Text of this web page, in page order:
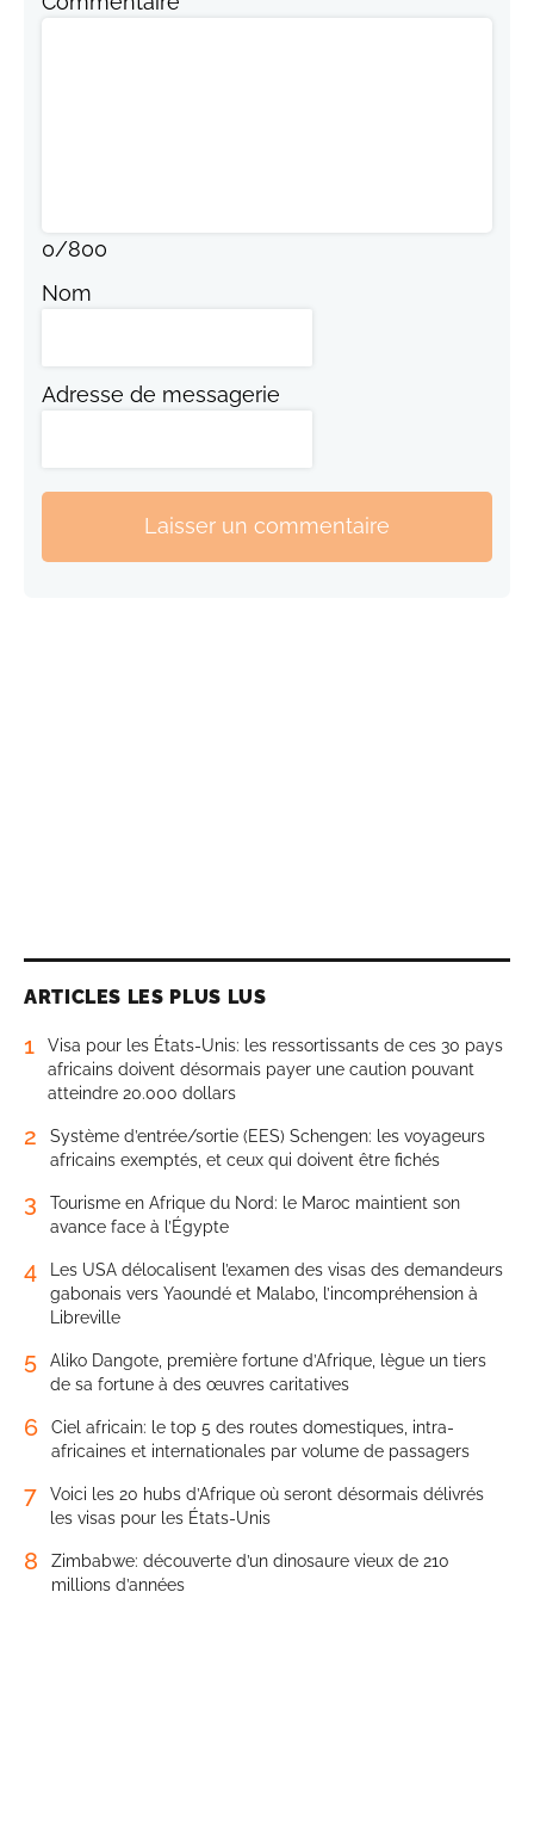
0/800
Nom
Adresse de messagerie
Laisser un commentaire
ARTICLES LES PLUS LUS
1
Visa pour les États-Unis: les ressortissants de ces 30 pays
africains doivent désormais payer une caution pouvant
atteindre 20.000 dollars
2
Système d’entrée/sortie (EES) Schengen: les voyageurs
africains exemptés, et ceux qui doivent être fichés
3
Tourisme en Afrique du Nord: le Maroc maintient son
avance face à l’Égypte
4
Les USA délocalisent l’examen des visas des demandeurs
gabonais vers Yaoundé et Malabo, l’incompréhension à
Libreville
5
Aliko Dangote, première fortune d’Afrique, lègue un tiers
de sa fortune à des œuvres caritatives
6
Ciel africain: le top 5 des routes domestiques, intra-
africaines et internationales par volume de passagers
7
Voici les 20 hubs d’Afrique où seront désormais délivrés
les visas pour les États-Unis
8
Zimbabwe: découverte d’un dinosaure vieux de 210
millions d’années